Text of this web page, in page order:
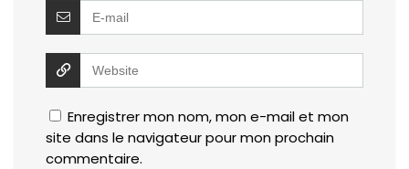
Enregistrer mon nom, mon e-mail et mon
site dans le navigateur pour mon prochain
commentaire.